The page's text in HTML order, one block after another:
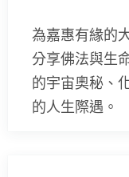
為嘉惠有緣的
分享佛法與生
的宇宙奧秘、
的人生際遇。